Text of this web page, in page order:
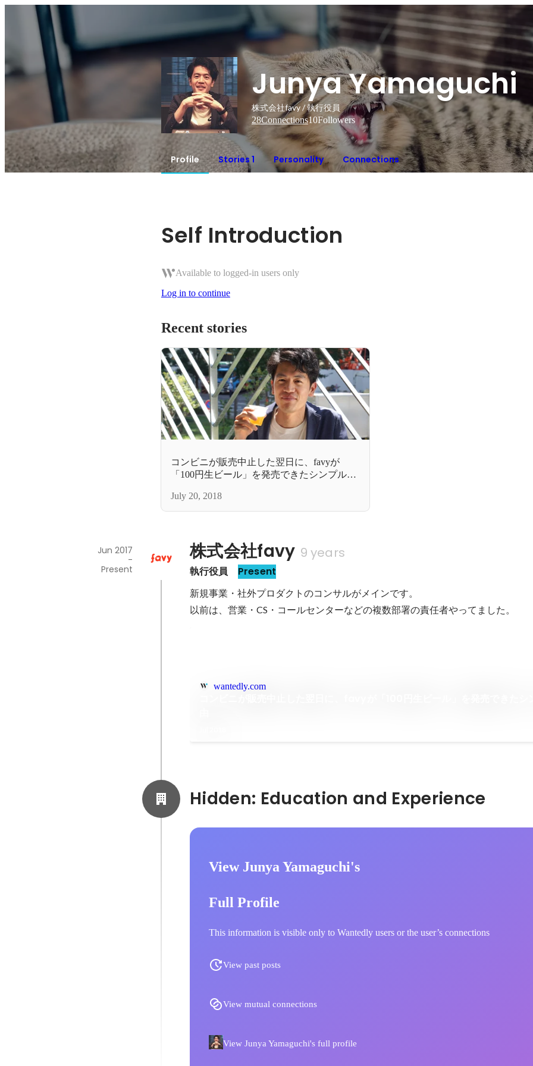
Junya Yamaguchi
株式会社favy / 執行役員
28Connections10Followers
Profile Stories 1 Personality Connections
Self Introduction
Available to logged-in users only
Log in to continue
Recent stories
コンビニが販売中止した翌日に、favyが
「100円生ビール」を発売できたシンプルな
July 20, 2018
株式会社favy 9 years
執行役員 Present
Jun 2017
-
Present
新規事業・社外プロダクトのコンサルがメインです。
以前は、営業・CS・コールセンターなどの複数部署の責任者やってました。
wantedly.com
View Junya Yamaguchi's
Full Profile
This information is visible only to Wantedly users or the user’s connections
View past posts
View mutual connections
View Junya Yamaguchi's full profile